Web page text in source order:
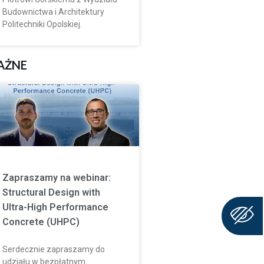
Budownictwa i Architektury
Politechniki Opolskiej.
Zapraszamy na webinar:
Structural Design with
Ultra-High Performance
Concrete (UHPC)
Serdecznie zapraszamy do
udziału w bezpłatnym